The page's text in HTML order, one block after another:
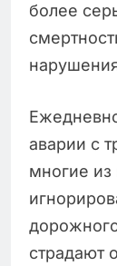
более
аварии с
многие из
страдают